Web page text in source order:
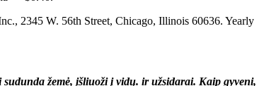
2345 W. 56th Street, Chicago, Illinois 60636. Yearly
žemė, įšliuoži į vidų. ir užsidarai. Kaip gyveni,